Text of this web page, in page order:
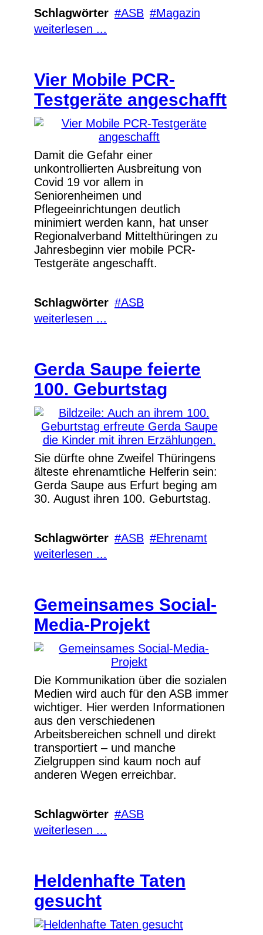
Schlagwörter ASB
Magazin
weiterlesen ...
Vier Mobile PCR-
Testgeräte angeschafft
Damit die Gefahr einer
unkontrollierten Ausbreitung von
Covid 19 vor allem in
Seniorenheimen und
Pflegeeinrichtungen deutlich
minimiert werden kann, hat unser
Regionalverband Mittelthüringen zu
Jahresbeginn vier mobile PCR-
Testgeräte angeschafft.
Schlagwörter
ASB
weiterlesen ...
Gerda Saupe feierte
100. Geburtstag
Sie dürfte ohne Zweifel Thüringens
älteste ehrenamtliche Helferin sein:
Gerda Saupe aus Erfurt beging am
30. August ihren 100. Geburtstag.
Schlagwörter ASB
Ehrenamt
weiterlesen ...
Gemeinsames Social-
Media-Projekt
Die Kommunikation über die sozialen
Medien wird auch für den ASB immer
wichtiger. Hier werden Informationen
aus den verschiedenen
Arbeitsbereichen schnell und direkt
transportiert – und manche
Zielgruppen sind kaum noch auf
anderen Wegen erreichbar.
Schlagwörter
ASB
weiterlesen ...
Heldenhafte Taten
gesucht